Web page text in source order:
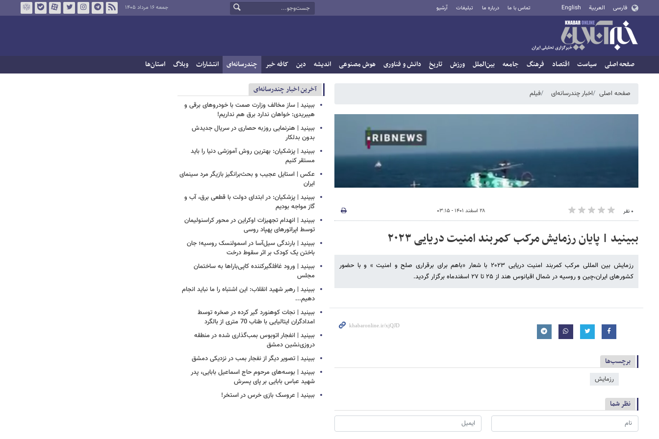
فارسی العربية English تماس با ما درباره ما تبلیغات آرشیو جمعه ۱۶ مرداد ۱۴۰۵
صفحه اصلی سیاست اقتصاد فرهنگ جامعه بین‌الملل ورزش تاریخ دانش و فناوری هوش مصنوعی اندیشه دین کافه خبر چندرسانه‌ای انتشارات وبلاگ استان‌ها
صفحه اصلی اخبار چندرسانه‌ای فیلم
۰ نفر ۲۸ اسفند ۱۴۰۱ - ۰۳:۱۵
ببینید | پایان رزمایش مرکب کمربند امنیت دریایی ۲۰۲۳
رزمایش بین المللی مرکب کمربند امنیت دریایی ۲۰۲۳ با شعار «باهم برای برقراری صلح و امنیت » و با حضور
کشورهای ایران،چین و روسیه در شمال اقیانوس هند از ۲۵ تا ۲۷ اسفندماه برگزار گردید.
برچسب‌ها
رزمایش
نظر شما
آخرین اخبار چندرسانه‌ای
ببینید | ساز مخالف وزارت صمت با خودروهای برقی و
هیبریدی: خواهان ندارد برق هم نداریم!
ببینید | هنرنمایی روزبه حصاری در سریال جدیدش
بدون بدلکار
ببینید | پزشکیان: بهترین روش آموزشی دنیا را باید
مستقر کنیم
عکس | استایل عجیب و بحث‌برانگیز بازیگر مرد سینمای
ایران
ببینید | پزشکیان: در ابتدای دولت با قطعی برق، آب و
گاز مواجه بودیم
ببینید | انهدام تجهیزات اوکراین در محور کراسنولیمان
توسط اپراتورهای پهپاد روسی
ببینید | بارندگی سیل‌آسا در اسمولنسک روسیه؛ جان
باختن یک کودک بر اثر سقوط درخت
ببینید | ورود غافلگیرکننده کاپی‌باراها به ساختمان
مجلس
ببینید | رهبر شهید انقلاب: این اشتباه را ما نباید انجام
دهیم...
ببینید | نجات کوهنورد گیر کرده در صخره توسط
امدادگران ایتالیایی با طناب 70 متری از بالگرد
ببینید | انفجار اتوبوس بمب‌گذاری شده در منطقه
دروزی‌نشین دمشق
ببینید | تصویر دیگر از نفجار بمب در نزدیکی دمشق
ببینید | بوسه‌های مرحوم حاج اسماعیل بابایی، پدر
شهید عباس بابایی بر پای پسرش
ببینید | عروسک بازی خرس در استخر!